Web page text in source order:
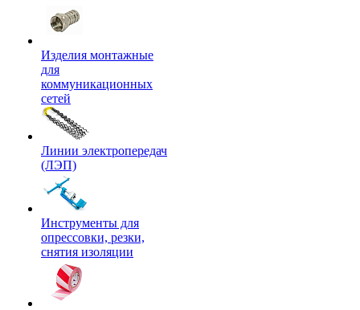
Изделия монтажные
для
коммуникационных
сетей
Линии электропередач
(ЛЭП)
Инструменты для
опрессовки, резки,
снятия изоляции